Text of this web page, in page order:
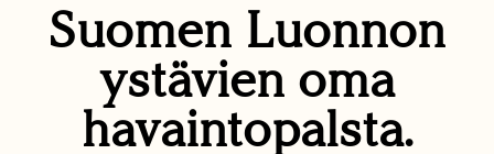
Suomen Luonnon
ystävien oma
havaintopalsta.